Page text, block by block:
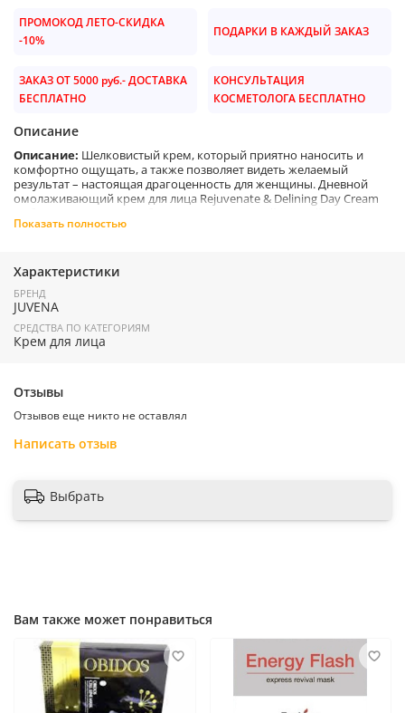
ПРОМОКОД ЛЕТО-СКИДКА
-10%
ПОДАРКИ В КАЖДЫЙ ЗАКАЗ
ЗАКАЗ ОТ 5000 руб.- ДОСТАВКА
БЕСПЛАТНО
КОНСУЛЬТАЦИЯ
КОСМЕТОЛОГА БЕСПЛАТНО
Описание
Описание: Шелковистый крем, который приятно наносить и
комфортно ощущать, а также позволяет видеть желаемый
результат – настоящая драгоценность для женщины. Дневной
омолаживающий крем для лица Rejuvenate & Delining Day Cream
40. Разглаживающее средство изнутри борется с морщинами,
Преимущества:
Создает благоприятную микро-среду для восстановления
поврежденных клеток и нормализации кожи.
способность к пополнению важных аминокислот и
Результат – гладкая и сияющая кожа лица и шеи!
Способ применения:
Страна производитель:
Показать полностью
Характеристики
БРЕНД
JUVENA
СРЕДСТВА ПО КАТЕГОРИЯМ
Крем для лица
Отзывы
Отзывов еще никто не оставлял
Написать отзыв
Выбрать
Вам также может понравиться